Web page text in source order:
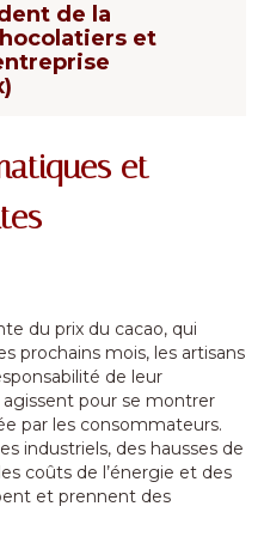
de la
et
et
du prix du cacao, qui
prochains mois, les artisans
de leur
pour se montrer
par les consommateurs.
industriels, des hausses de
coûts de l’énergie et des
et prennent des